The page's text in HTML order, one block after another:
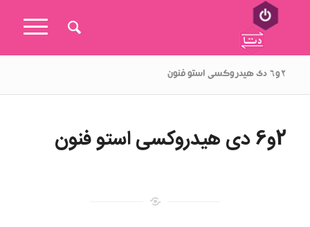
۲و۶ دی هیدروکسی استو فنون
2و6 دی هیدروکسی استو فنون